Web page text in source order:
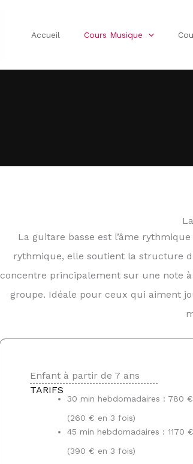
Accueil Cours Musique
La guitare basse est l’âme
rythmique, elle soutient la structure
concentre principalement sur une note
groupe. Idéale pour ceux qui aiment
Enfant à partir de 7 ans
TARIFS
30 min hebdomadaires : 780
(260 € en 3 fois)
45 min hebdomadaires : 1170
(390 € en 3 fois)